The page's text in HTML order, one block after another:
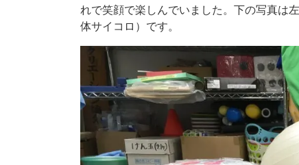
れで笑顔で楽しんでいました。下の写真は
体サイコロ）です。